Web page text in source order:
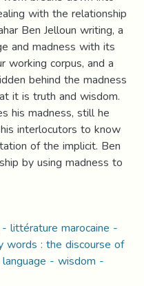
with the relationship
Ben Jelloun writing, a
and madness with its
corpus, and a
behind the madness
it is truth and wisdom.
his madness, still he
interlocutors to know
of the implicit. Ben
by using madness to
littérature marocaine -
words : the discourse of
- wisdom -